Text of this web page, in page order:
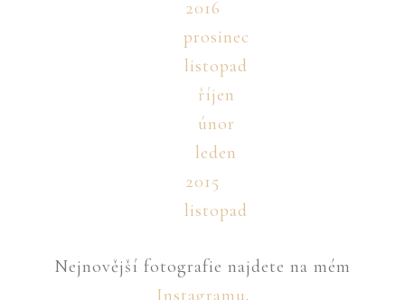
2016
prosinec
listopad
říjen
únor
leden
2015
listopad
Nejnovější fotografie najdete na mém
Instagramu.